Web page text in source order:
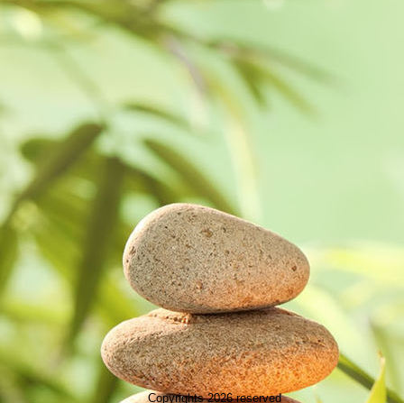
Copyrights 2026 reserved